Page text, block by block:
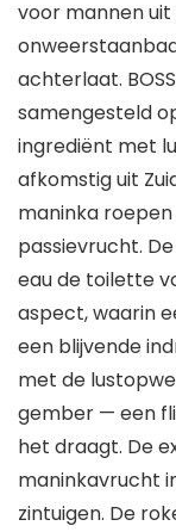
voor mannen uit
achterlaat.
samengesteld
ingrediënt met
afkomstig uit
maninka
passievrucht.
eau de toilette
aspect, waarin
een blijvende
met de
gember — een
het draagt. De
maninkavrucht
zintuigen. De